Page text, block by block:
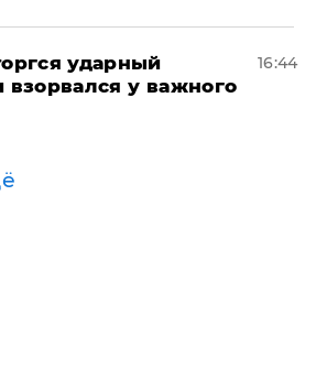
ударный
взорвался у важного
16:44